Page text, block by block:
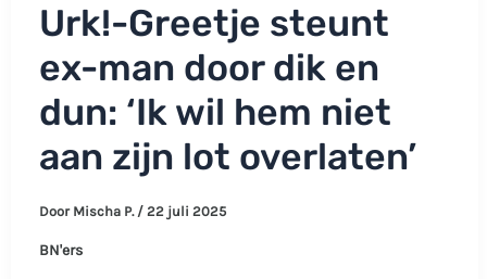
Urk!-Greetje steunt
ex-man door dik en
dun: ‘Ik wil hem niet
aan zijn lot overlaten’
Door Mischa P. / 22 juli 2025
BN'ers